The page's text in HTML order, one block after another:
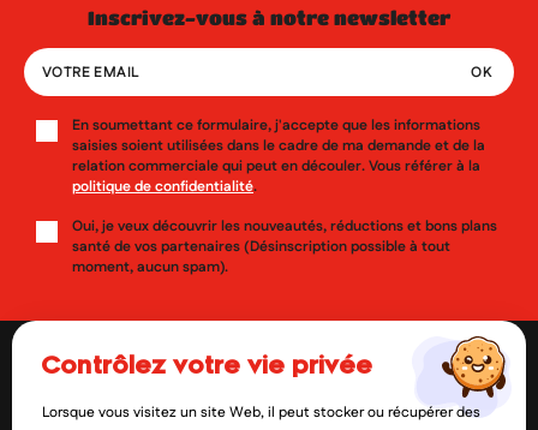
inscrivez-vous à notre newsletter
En soumettant ce formulaire, j'accepte que les informations
saisies soient utilisées dans le cadre de ma demande et de la
relation commerciale qui peut en découler. Vous référer à la
politique de confidentialité.
Oui, je veux découvrir les nouveautés, réductions et bons plans
santé de vos partenaires (Désinscription possible à tout
moment, aucun spam).
contrôlez votre vie privée
Lorsque vous visitez un site Web, il peut stocker ou récupérer des